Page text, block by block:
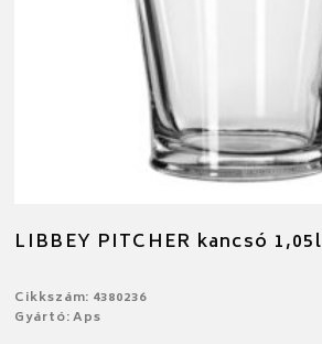
LIBBEY PITCHER kancsó 1,05l
Cikkszám: 4380236
Gyártó: Aps